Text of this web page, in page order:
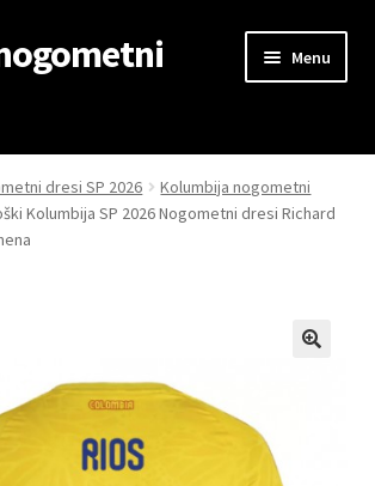
Menu
dresi SP 2026
Kolumbija nogometni
Kolumbija SP 2026 Nogometni dresi Richard